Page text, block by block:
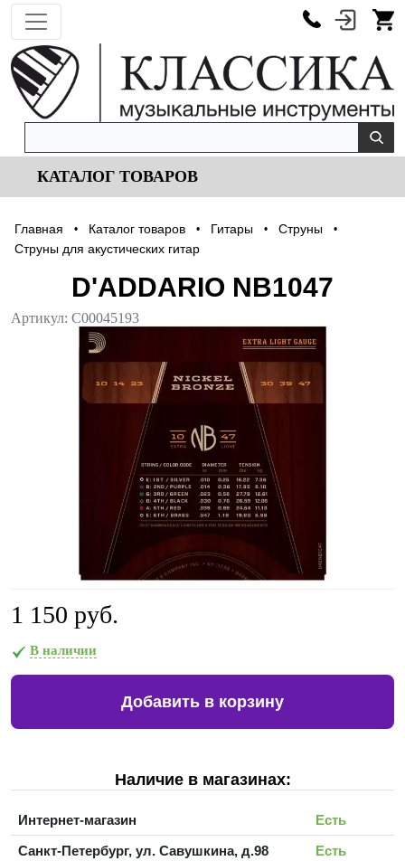
КАТАЛОГ ТОВАРОВ
Главная • Каталог товаров • Гитары • Струны •
Струны для акустических гитар
D'ADDARIO NB1047
Артикул: С00045193
1 150 руб.
В наличии
Добавить в корзину
Наличие в магазинах:
Интернет-магазин
Есть
Санкт-Петербург, ул. Савушкина, д.98
Есть